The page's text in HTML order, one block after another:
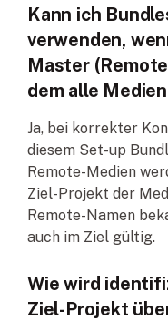
Kann ich
verwenden,
Master
dem alle
Ja, bei korrekter
diesem Set-up
Remote-Medien
Ziel-Projekt der
Remote-Namen
auch im Ziel gültig.
Wie wird
Ziel-Projekt